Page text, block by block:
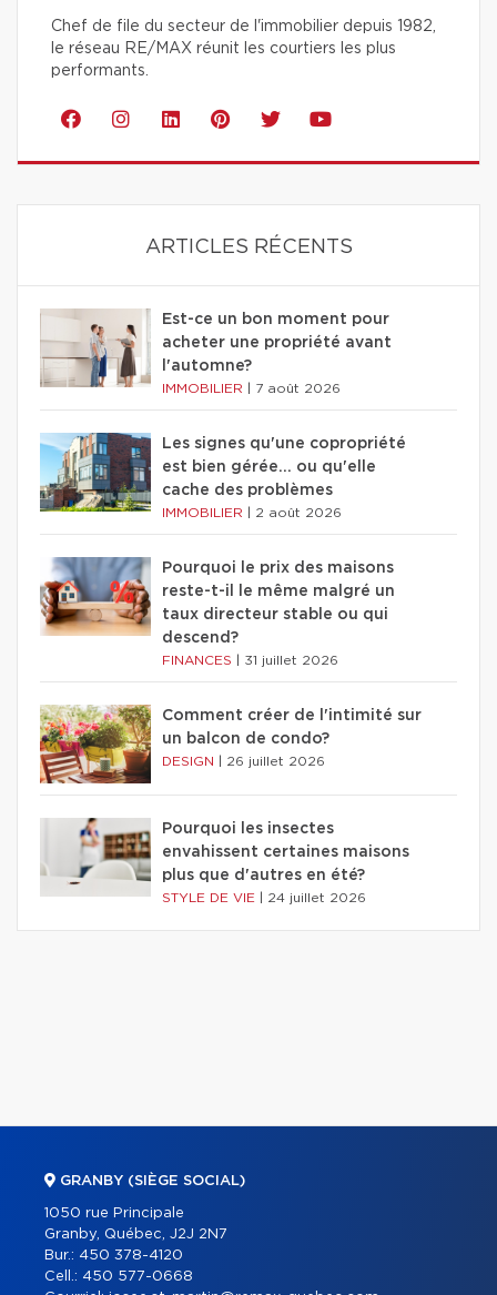
Chef de file du secteur de l'immobilier depuis 1982,
le réseau RE/MAX réunit les courtiers les plus
performants.
ARTICLES RÉCENTS
Est-ce un bon moment pour
acheter une propriété avant
l'automne?
IMMOBILIER 7 août 2026
Les signes qu'une copropriété
est bien gérée… ou qu'elle
cache des problèmes
IMMOBILIER 2 août 2026
Pourquoi le prix des maisons
reste-t-il le même malgré un
taux directeur stable ou qui
descend?
FINANCES 31 juillet 2026
Comment créer de l'intimité sur
un balcon de condo?
DESIGN 26 juillet 2026
Pourquoi les insectes
envahissent certaines maisons
plus que d'autres en été?
STYLE DE VIE 24 juillet 2026
GRANBY (SIÈGE SOCIAL)
1050 rue Principale
Granby, Québec, J2J 2N7
Bur.: 450 378-4120
Cell.: 450 577-0668